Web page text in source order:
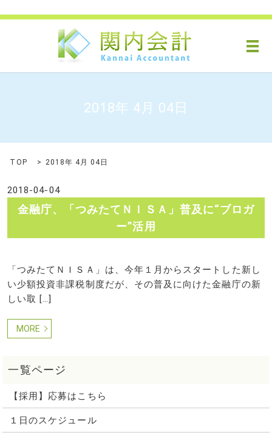
メ
2018年 4月 04日
TOP 2018年 4月 04日
2018-04-04
金融庁、「つみたてＮＩＳＡ」普及に“ブロガ
ー”活用
「つみたてＮＩＳＡ」は、今年１月からスタートした新し
い少額投資非課税制度だが、その普及に向けた金融庁の新
しい取 […]
MORE
【採用】応募はこちら
１日のスケジュール